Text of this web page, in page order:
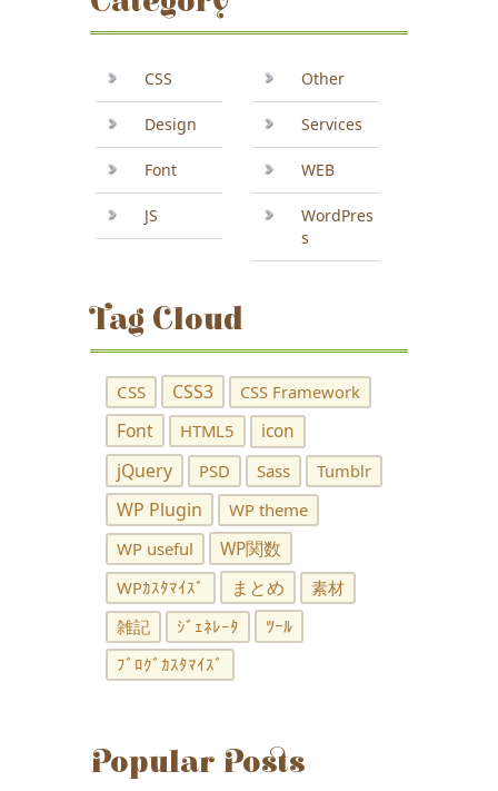
CSS
Design
Font
JS
Other
Services
WEB
WordPres
s
Tag Cloud
CSS CSS3 CSS Framework
Font HTML5 icon
jQuery PSD Sass Tumblr
WP Plugin
WP theme
WP useful
WP関数
WPｶｽﾀﾏｲｽﾞ まとめ 素材
雑記 ｼﾞｪﾈﾚｰﾀ ﾂｰﾙ
ﾌﾞﾛｸﾞｶｽﾀﾏｲｽﾞ
Popular Posts